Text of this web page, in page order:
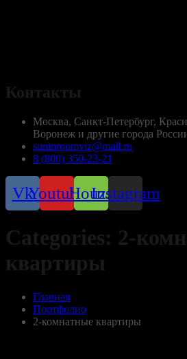
Контакты
Москва, Санкт-Петербург,
Воронеж и другие города
suninroomviz@mail.ru
8 (800) 350-23-21
VkYoutubeHouzzInstagram
Categories: 2-
квартиры
Главная
Портфолио
2-комнатные квартиры